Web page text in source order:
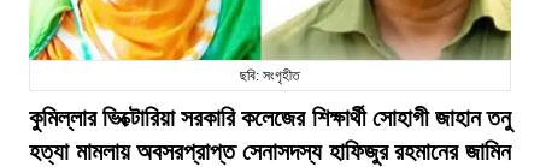
ছবি: সংগৃহীত
কুমিল্লার ভিক্টোরিয়া সরকারি কলেজের শিক্ষার্থী সোহাগী জাহান তনু
হত্যা মামলায় অবসরপ্রাপ্ত সেনাসদস্য হাফিজুর রহমানের জামিন